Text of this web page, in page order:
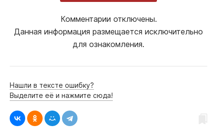
Комментарии отключены.
Данная информация размещается исключительно
для ознакомления.
Нашли в тексте ошибку?
Выделите её и нажмите сюда!